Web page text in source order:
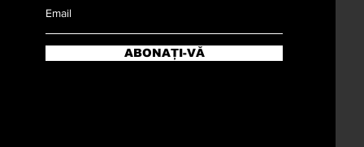
ABONAȚI-VĂ